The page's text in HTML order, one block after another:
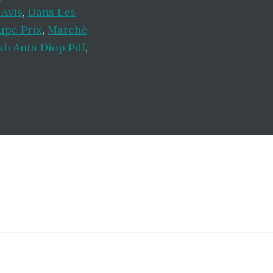
, Dans Les
Prix, Marché
Anta Diop Pdf,